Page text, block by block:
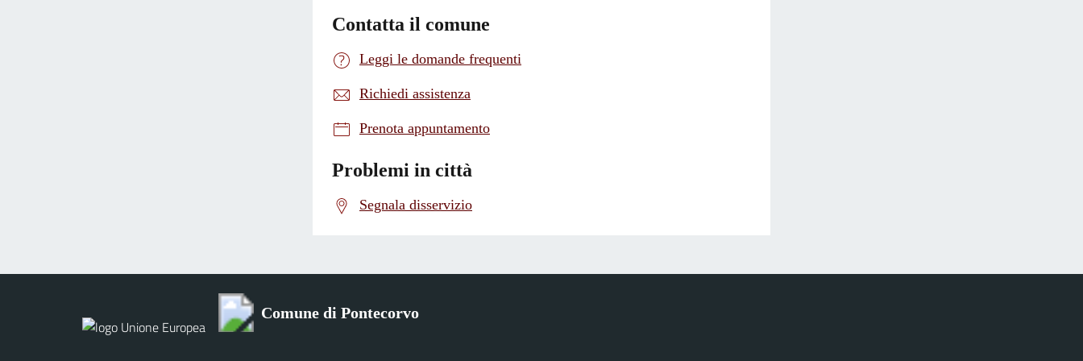
Contatta il comune
Leggi le domande frequenti
Richiedi assistenza
Prenota appuntamento
Problemi in città
Segnala disservizio
Comune di Pontecorvo